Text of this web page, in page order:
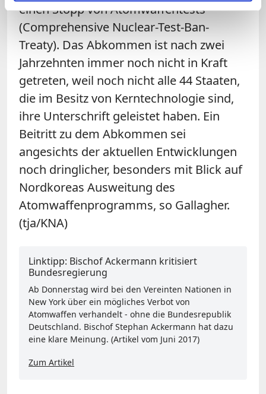
einen Stopp von Atomwaffentests
(Comprehensive Nuclear-Test-Ban-
Treaty). Das Abkommen ist nach zwei
Jahrzehnten immer noch nicht in Kraft
getreten, weil noch nicht alle 44 Staaten,
die im Besitz von Kerntechnologie sind,
ihre Unterschrift geleistet haben. Ein
Beitritt zu dem Abkommen sei
angesichts der aktuellen Entwicklungen
noch dringlicher, besonders mit Blick auf
Nordkoreas Ausweitung des
Atomwaffenprogramms, so Gallagher.
(tja/KNA)
Linktipp: Bischof Ackermann kritisiert
Bundesregierung
Ab Donnerstag wird bei den Vereinten Nationen in
New York über ein mögliches Verbot von
Atomwaffen verhandelt - ohne die Bundesrepublik
Deutschland. Bischof Stephan Ackermann hat dazu
eine klare Meinung. (Artikel vom Juni 2017)
Zum Artikel